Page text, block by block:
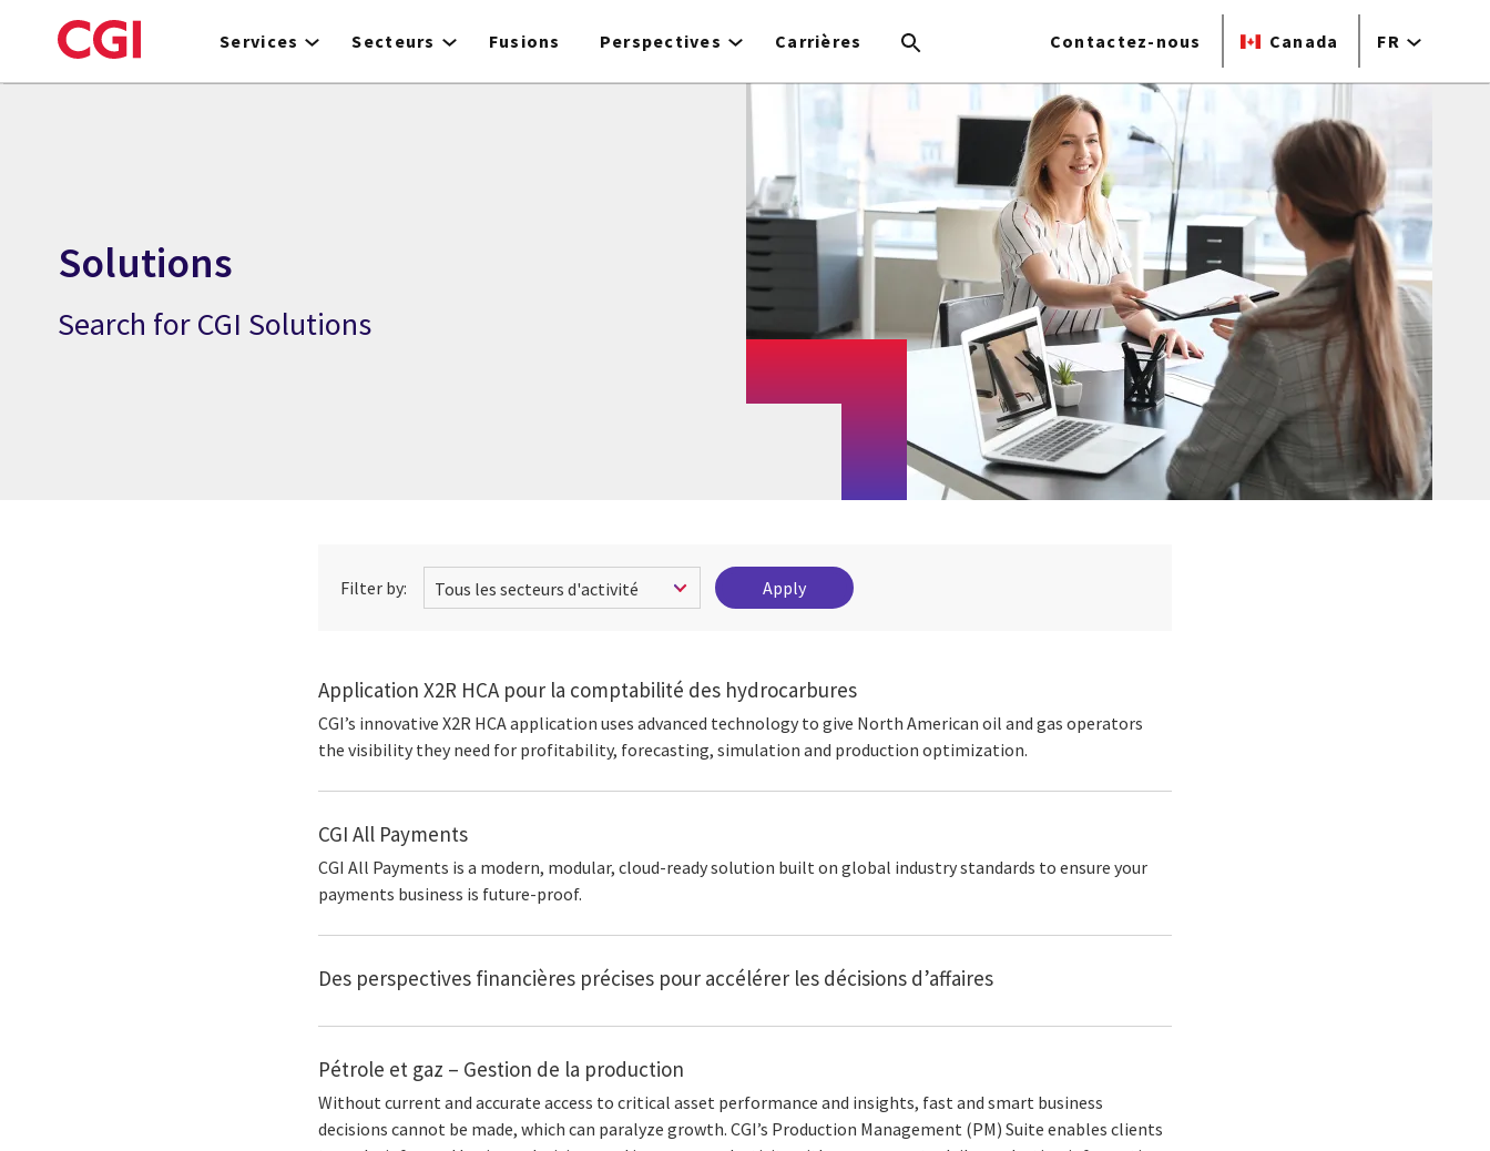
to
Services Secteurs Fusions Perspectives Carrières Contactez-nous Canada FR
Solutions
Search for CGI Solutions
Filter by:
Application X2R HCA pour la comptabilité des hydrocarbures
CGI’s innovative X2R HCA application uses advanced technology to give North American oil and gas operators
the visibility they need for profitability, forecasting, simulation and production optimization.
CGI All Payments
CGI All Payments is a modern, modular, cloud-ready solution built on global industry standards to ensure your
payments business is future-proof.
Des perspectives financières précises pour accélérer les décisions d’affaires
Pétrole et gaz – Gestion de la production
Without current and accurate access to critical asset performance and insights, fast and smart business
decisions cannot be made, which can paralyze growth. CGI’s Production Management (PM) Suite enables clients